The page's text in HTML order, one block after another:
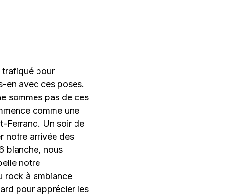
trafiqué pour
en avec ces poses.
sommes pas de ces
comme une
Ferrand. Un soir de
notre arrivée des
blanche, nous
notre
rock à ambiance
pour apprécier les